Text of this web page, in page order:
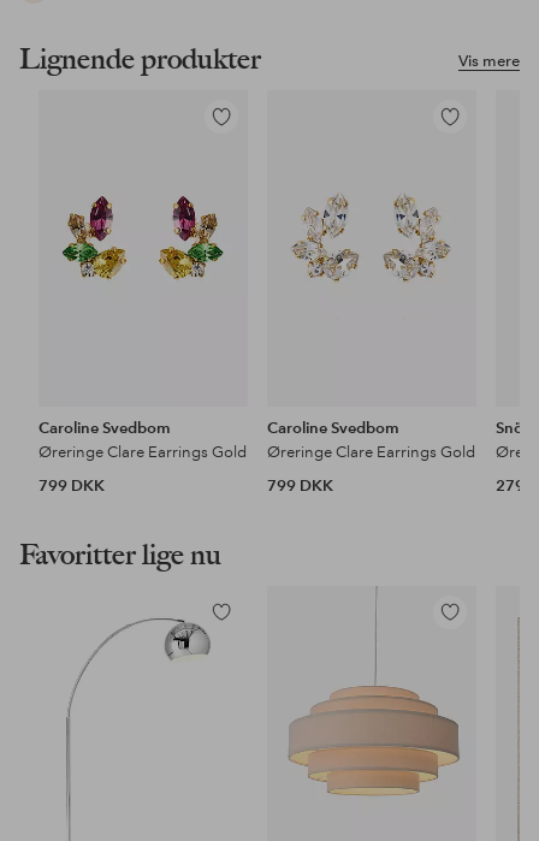
Vis mere
Lignende produkter
Tilføj
Caroline Svedbom
Øreringe Clare Earrings Gold
799 DKK
Tilføj
Caroline Svedbom
Øreringe Clare Earrings Gold
799 DKK
Snö
279
Favoritter lige nu
Tilføj
til
Tilføj